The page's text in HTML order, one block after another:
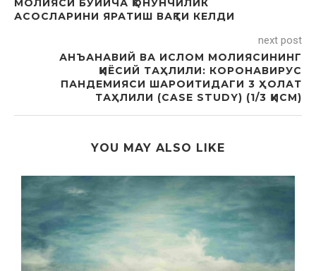
МОЛИЯСИ БЎЙИЧА ҚОНУНЧИЛИК
АСОСЛАРИНИ ЯРАТИШ ВАҚТИ КЕЛДИ
next post
АНЪАНАВИЙ ВА ИСЛОМ МОЛИЯСИНИНГ
ҚИЁСИЙ ТАҲЛИЛИ: КОРОНАВИРУС
ПАНДEМИЯСИ ШАРОИТИДАГИ 3 ҲОЛАТ
ТАҲЛИЛИ (CASE STUDY) (1/3 ҚИСМ)
YOU MAY ALSO LIKE